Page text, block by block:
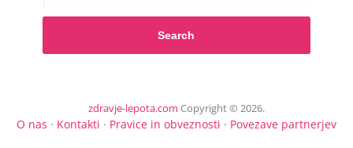
Search
zdravje-lepota.com Copyright © 2026.
O nas · Kontakti · Pravice in obveznosti · Povezave partnerjev